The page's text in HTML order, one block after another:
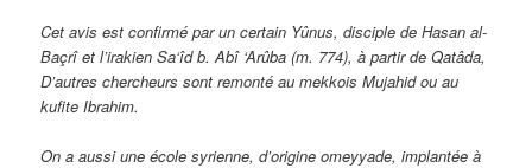
Cet avis est confirmé par un certain Yûnus, disciple de Hasan al-
Baçrî et l’irakien Sa‘îd b. Abî ‘Arûba (m. 774), à partir de Qatâda,
D’autres chercheurs sont remonté au mekkois Mujahid ou au
kufite Ibrahim.
On a aussi une école syrienne, d’origine omeyyade, implantée à